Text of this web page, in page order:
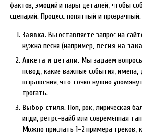
фактов, эмоций и пары деталей, чтобы
сценарий. Процесс понятный и прозрачный.
Заявка. Вы оставляете запрос на
нужна песня (например, песня на
Анкета и детали. Мы задаем
повод, какие важные события,
выражения, что точно нужно
трогать.
Выбор стиля. Поп, рок, лирическая
инди, ретро-вайб или современная
Можно прислать 1-2 примера треков,